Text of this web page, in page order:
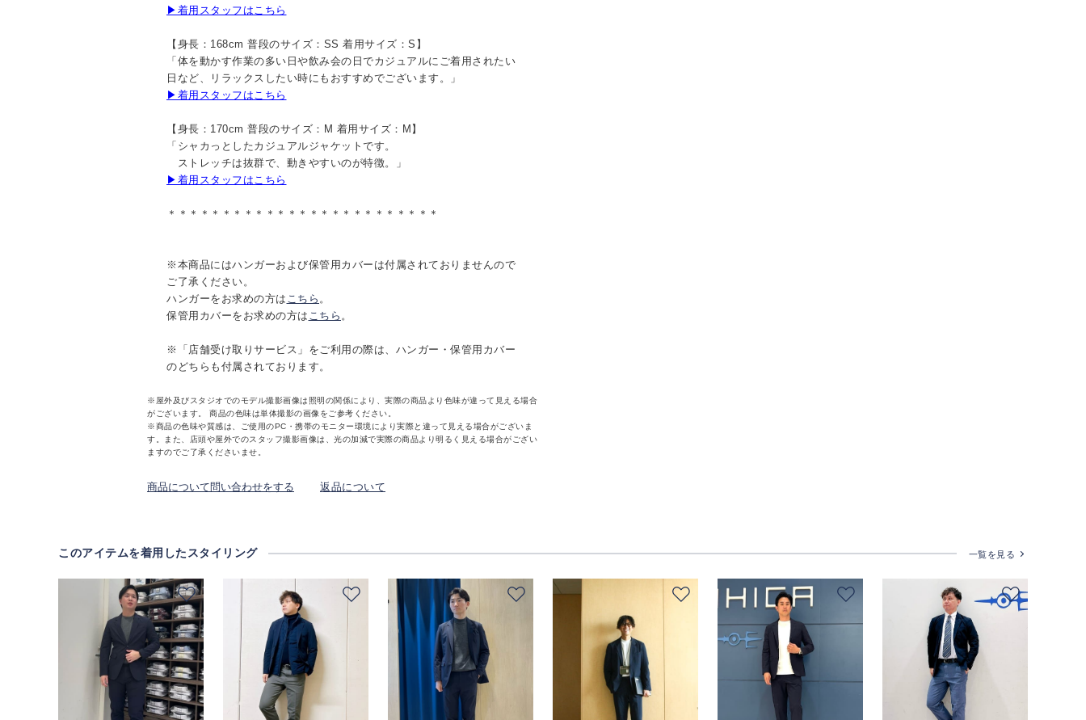
▶着用スタッフはこちら
【身長：168cm 普段のサイズ：SS 着用サイズ：S】
「体を動かす作業の多い日や飲み会の日でカジュアルにご着用されたい
日など、リラックスしたい時にもおすすめでございます。」
▶着用スタッフはこちら
【身長：170cm 普段のサイズ：M 着用サイズ：M】
「シャカっとしたカジュアルジャケットです。
ストレッチは抜群で、動きやすいのが特徴。」
▶着用スタッフはこちら
＊＊＊＊＊＊＊＊＊＊＊＊＊＊＊＊＊＊＊＊＊＊＊＊＊
※本商品にはハンガーおよび保管用カバーは付属されておりませんので
ご了承ください。
ハンガーをお求めの方は こちら 。
保管用カバーをお求めの方は こちら 。
※「店舗受け取りサービス」をご利用の際は、ハンガー・保管用カバー
のどちらも付属されております。
※屋外及びスタジオでのモデル撮影画像は照明の関係により、実際の商品より色味が違って見える場合
がございます。 商品の色味は単体撮影の画像をご参考ください。
※商品の色味や質感は、ご使用のPC・携帯のモニター環境により実際と違って見える場合がございま
す。また、店頭や屋外でのスタッフ撮影画像は、光の加減で実際の商品より明るく見える場合がござい
ますのでご了承くださいませ。
商品について問い合わせをする 返品について
このアイテムを着用したスタイリング 一覧を見る